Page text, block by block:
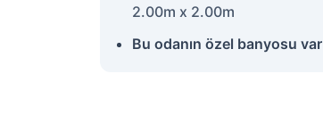
2.00m x 2.00m
Bu odanın özel banyosu var